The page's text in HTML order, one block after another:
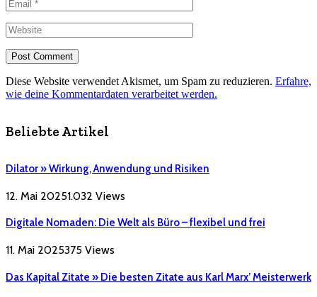
Diese Website verwendet Akismet, um Spam zu reduzieren. Erfahre,
wie deine Kommentardaten verarbeitet werden.
Beliebte Artikel
Dilator » Wirkung, Anwendung und Risiken
12. Mai 20251.032 Views
Digitale Nomaden: Die Welt als Büro – flexibel und frei
11. Mai 2025375 Views
Das Kapital Zitate » Die besten Zitate aus Karl Marx’ Meisterwerk